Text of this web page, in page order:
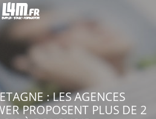
: LES AGENCES
PROPOSENT PLUS DE 2